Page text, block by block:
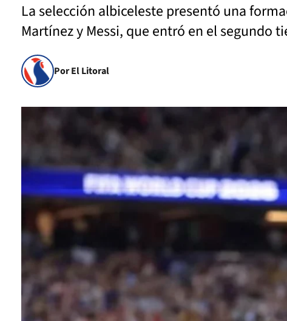
La selección albiceleste presentó una
Martínez y Messi, que entró en el segundo
Por El Litoral